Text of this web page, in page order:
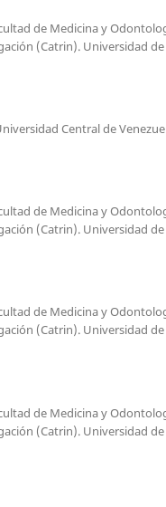
de Medicina y
(Catrin). Universidad de
Central de
de Medicina y
(Catrin). Universidad de
de Medicina y
(Catrin). Universidad de
de Medicina y
(Catrin). Universidad de